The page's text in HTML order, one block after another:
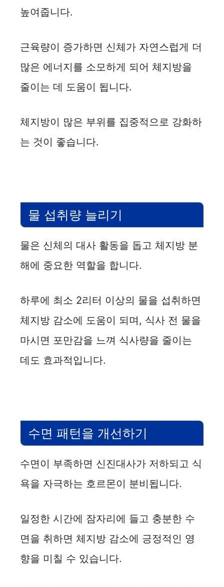
높여줍니다.
근육량이 증가하면 신체가 자연스럽게 더
많은 에너지를 소모하게 되어 체지방을
줄이는 데 도움이 됩니다.
체지방이 많은 부위를 집중적으로 강화하
는 것이 좋습니다.
물 섭취량 늘리기
물은 신체의 대사 활동을 돕고 체지방 분
해에 중요한 역할을 합니다.
하루에 최소 2리터 이상의 물을 섭취하면
체지방 감소에 도움이 되며, 식사 전 물을
마시면 포만감을 느껴 식사량을 줄이는
데도 효과적입니다.
수면 패턴을 개선하기
수면이 부족하면 신진대사가 저하되고 식
욕을 자극하는 호르몬이 분비됩니다.
일정한 시간에 잠자리에 들고 충분한 수
면을 취하면 체지방 감소에 긍정적인 영
향을 미칠 수 있습니다.